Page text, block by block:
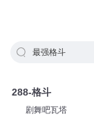
最强格斗
288-格斗
剧舞吧瓦塔